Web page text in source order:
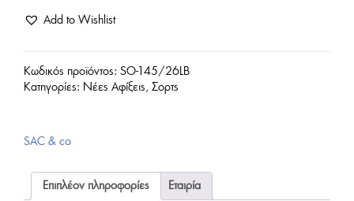
Blossom-
ποσότητα
Add to Wishlist
Κωδικός προϊόντος: SO-145/26LB
Κατηγορίες: Νέες Αφίξεις , Σορτς
SAC & co
Επιπλέον πληροφορίες Εταιρία